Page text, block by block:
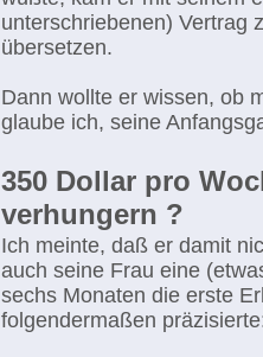
unterschriebenen) Vertrag
übersetzen.
Dann wollte er wissen, ob
glaube ich, seine
350 Dollar pro
verhungern ?
Ich meinte, daß er damit
auch seine Frau eine
sechs Monaten die erste
folgendermaßen